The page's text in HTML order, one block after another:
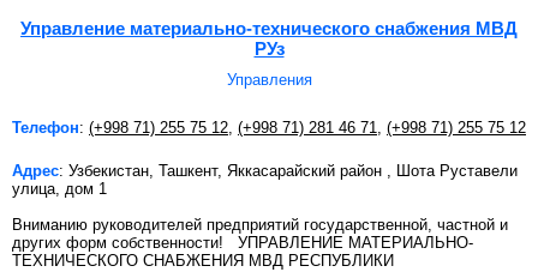
Управление материально-технического снабжения МВД
РУз
Управления
Телефон: (+998 71) 255 75 12, (+998 71) 281 46 71, (+998 71) 255 75 12
Адрес: Узбекистан, Ташкент, Яккасарайский район , Шота Руставели
улица, дом 1
Вниманию руководителей предприятий государственной, частной и
других форм собственности! УПРАВЛЕНИЕ МАТЕРИАЛЬНО-
ТЕХНИЧЕСКОГО СНАБЖЕНИЯ МВД РЕСПУБЛИКИ